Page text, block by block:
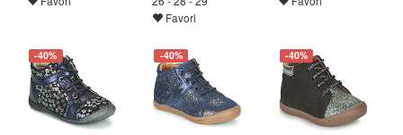
Favori
-40% -40% -40%